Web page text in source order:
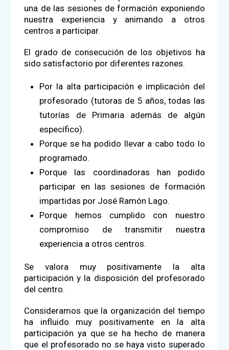
una de las sesiones de formación exponiendo
nuestra experiencia y animando a otros
centros a participar.
El grado de consecución de los objetivos ha
sido satisfactorio por diferentes razones.
Por la alta participación e implicación del
profesorado (tutoras de 5 años, todas las
tutorías de Primaria además de algún
específico).
Porque se ha podido llevar a cabo todo lo
programado.
Porque las coordinadoras han podido
participar en las sesiones de formación
impartidas por José Ramón Lago.
Porque hemos cumplido con nuestro
compromiso de transmitir nuestra
experiencia a otros centros.
Se valora muy positivamente la alta
participación y la disposición del profesorado
del centro.
Consideramos que la organización del tiempo
ha influido muy positivamente en la alta
participación ya que se ha hecho de manera
que el profesorado no se haya visto superado